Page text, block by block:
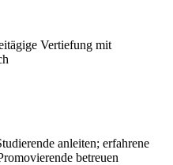
Vertiefung mit
anleiten; erfahrene
betreuen